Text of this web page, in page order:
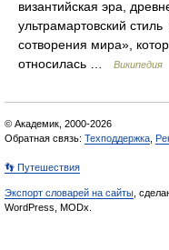
византийская эра,
ультрамартовский
сотворения мира»,
относилась …
Википедия
© Академик, 2000-2026
Обратная связь: Техподдержка
👣 Путешествия
Экспорт словарей на сайты ,
WordPress, MODx.